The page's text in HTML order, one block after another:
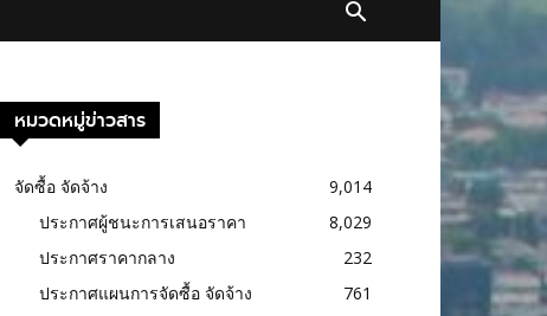
หมวดหมู่ข่าวสาร
จัดซื้อ จัดจ้าง
9,014
ประกาศผู้ชนะการเสนอราคา
8,029
ประกาศราคากลาง
232
ประกาศแผนการจัดซื้อ จัดจ้าง
761